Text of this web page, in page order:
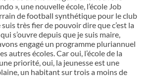
», une nouvelle école, l’école Job
de football synthétique pour le club
suis très fier de pouvoir dire que c’est la
s’ouvre depuis que je suis maire,
engagé un programme pluriannuel
autres écoles. Car oui, l’école de la
priorité, oui, la jeunesse est une
un habitant sur trois a moins de